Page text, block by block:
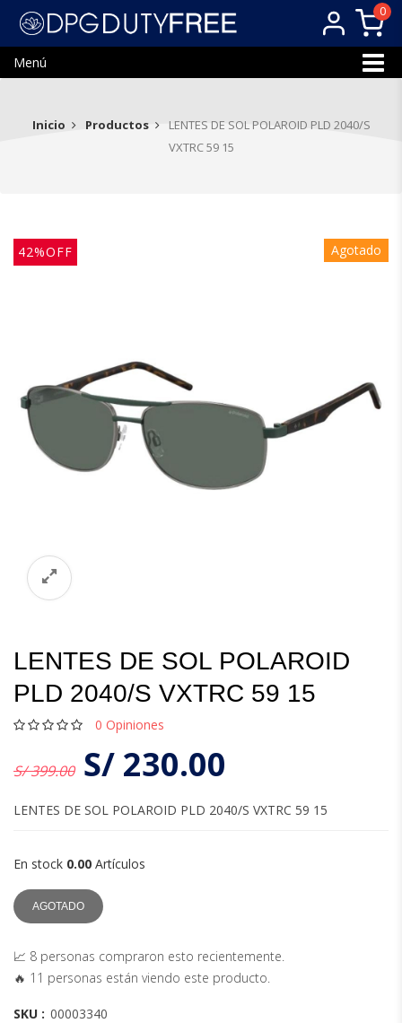
0
Menú
Inicio Productos
LENTES DE SOL POLAROID PLD 2040/S
VXTRC 59 15
42%OFF Agotado
LENTES DE SOL POLAROID
PLD 2040/S VXTRC 59 15
0 Opiniones
S/ 399.00 S/ 230.00
LENTES DE SOL POLAROID PLD 2040/S VXTRC 59 15
En stock 0.00 Artículos
AGOTADO
📈 8 personas compraron esto recientemente.
🔥 11 personas están viendo este producto.
SKU : 00003340